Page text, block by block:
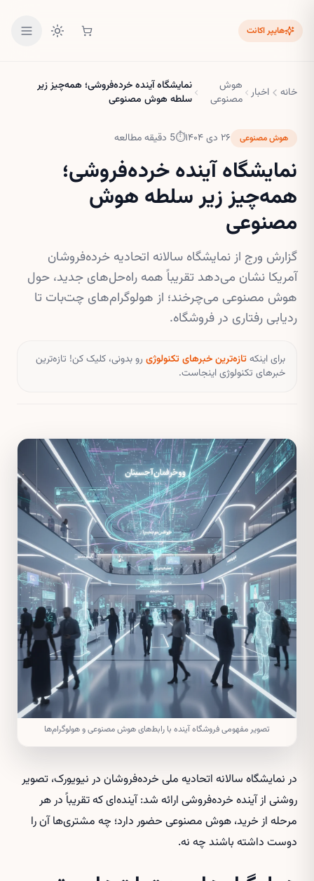
هایپر اکانت
خانه اخبار هوش
مصنوعی
نمایشگاه آینده خرده‌فروشی؛ همه‌چیز زیر
سلطه هوش مصنوعی
هوش مصنوعی ۲۶ دی ۱۴۰۴ ⏱
5 دقیقه مطالعه
نمایشگاه آینده خرده‌فروشی؛
همه‌چیز زیر سلطه هوش
مصنوعی
گزارش ورج از نمایشگاه سالانه اتحادیه خرده‌فروشان
آمریکا نشان می‌دهد تقریباً همه راه‌حل‌های جدید، حول
هوش مصنوعی می‌چرخند؛ از هولوگرام‌های چت‌بات تا
ردیابی رفتاری در فروشگاه.
برای اینکهتازه‌ترین خبرهای تکنولوژی رو بدونی، کلیک کن! تازه‌ترین
خبرهای تکنولوژی اینجاست.
تصویر مفهومی فروشگاه آینده با رابط‌های هوش مصنوعی و هولوگرام‌ها
در نمایشگاه سالانه اتحادیه ملی خرده‌فروشان در نیویورک، تصویر
روشنی از آینده خرده‌فروشی ارائه شد: آینده‌ای که تقریباً در هر
مرحله از خرید، هوش مصنوعی حضور دارد؛ چه مشتری‌ها آن را
دوست داشته باشند چه نه.